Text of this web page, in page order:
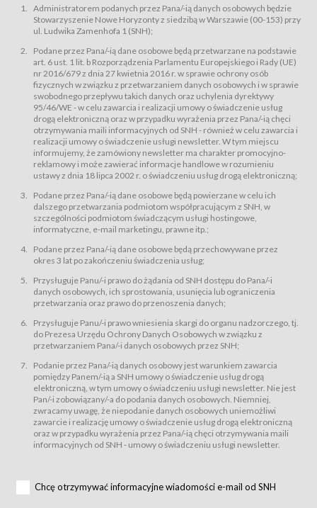
Bilety – wybrane dokumenty potwierdzające zawarcie umowy z
Usługodawcą i uprawniające do wzięcia udziału w Wydarzeniu,
przewidziane przez Usługodawcę dla danego Wydarzenia, tj. uprawniające
do uczestnictwa w wielu albo w pojedynczych seansach filmowych,
Sklep – sklep internetowy prowadzony przez Usługodawcę w Serwisie;
Regulamin – niniejszy regulamin.
§ 2
Postanowienia ogólne
Regulamin określa zasady:
świadczenia Usługobiorcom Usług przez Usługodawcę, z
zastrzeżeniem usług, o których mowa w ust. 2 pkt. 4 i 5 poniżej, których
zasady świadczenia precyzują odrębne regulaminy,
przetwarzania przez Usługodawcę danych osobowych Usługobiorców
będących osobami fizycznymi.
świadczy Usługi drogą elektroniczną w rozumieniu ustawy z dnia 18 lipca
2002 r. o świadczeniu usług drogą elektroniczną (Dz.U. z 2002 r., Nr 144, poz.
1204, z późń. zm.). Usługi świadczone są nieodpłatnie.
usługę przeglądania i odczytywania przez Usługobiorców materiałów
zamieszczanych w Serwisie,
usługę utrzymywania konta użytkownika w Serwisie,
usługę newsletter,
usługę zawierania na odległość umów nabycia Karnetów i Biletów,
usługę zawierania na odległość umów sprzedaży w Sklepie.
dnia 18 lipca 2002 r. o świadczeniu usług drogą elektroniczną (Dz.U. z 2002
r., Nr 144, poz. 1204, z późń. zm.). Usługi świadczone są nieodpłatnie.
Na zasadach określonych w Regulaminie dostęp do Serwisu jest otwarty dla
Usługobiorca przed rozpoczęciem korzystania z Serwisu jest zobowiązany
zapoznać się z Regulaminem. Założenie konta w Serwisie oraz zamówienie
usługi newsletter za pośrednictwem przeznaczonego do tego formularza
zamieszczonego na stronach Serwisu dostępnych dla wszystkich
Usługobiorców wymaga akceptacji postanowień Regulaminu.
Usługobiorca zobowiązany jest do przestrzegania postanowień Regulaminu
od chwili rozpoczęcia korzystania z Serwisu.
Regulamin jest udostępniony Usługobiorcom nieodpłatnie za
Warunki techniczne korzystania z Usług
Administratorem podanych przez Pana/-ią danych osobowych będzie
Stowarzyszenie Nowe Horyzonty z siedzibą w Warszawie (00-153) przy
ul. Ludwika Zamenhofa 1 (SNH);
Podane przez Pana/-ią dane osobowe będą przetwarzane na podstawie
art. 6 ust. 1 lit. b Rozporządzenia Parlamentu Europejskiego i Rady (UE)
nr 2016/679 z dnia 27 kwietnia 2016 r. w sprawie ochrony osób
fizycznych w związku z przetwarzaniem danych osobowych i w sprawie
swobodnego przepływu takich danych oraz uchylenia dyrektywy
95/46/WE - w celu zawarcia i realizacji umowy o świadczenie usług
drogą elektroniczną oraz w przypadku wyrażenia przez Pana/-ią chęci
otrzymywania maili informacyjnych od SNH - również w celu zawarcia i
realizacji umowy o świadczenie usługi newsletter. W tym miejscu
informujemy, że zamówiony newsletter ma charakter promocyjno-
reklamowy i może zawierać informacje handlowe w rozumieniu
ustawy z dnia 18 lipca 2002 r. o świadczeniu usług drogą elektroniczną;
Podane przez Pana/-ią dane osobowe będą powierzane w celu ich
dalszego przetwarzania podmiotom współpracującym z SNH, w
szczególności podmiotom świadczącym usługi hostingowe,
informatyczne, e-mail marketingu, prawne itp.;
Podane przez Pana/-ią dane osobowe będą przechowywane przez
okres 3 lat po zakończeniu świadczenia usług;
Przysługuje Panu/-i prawo do żądania od SNH dostępu do Pana/-i
danych osobowych, ich sprostowania, usunięcia lub ograniczenia
przetwarzania oraz prawo do przenoszenia danych;
Przysługuje Panu/-i prawo wniesienia skargi do organu nadzorczego, tj.
do Prezesa Urzędu Ochrony Danych Osobowych w związku z
przetwarzaniem Pana/-i danych osobowych przez SNH;
Podanie przez Pana/-ią danych osobowy jest warunkiem zawarcia
pomiędzy Panem/-ią a SNH umowy o świadczenie usług drogą
elektroniczną, w tym umowy o świadczeniu usługi newsletter. Nie jest
Pan/-i zobowiązany/-a do podania danych osobowych. Niemniej,
zwracamy uwagę, że niepodanie danych osobowych uniemożliwi
zawarcie i realizację umowy o świadczenie usług drogą elektroniczną
oraz w przypadku wyrażenia przez Pana/-ią chęci otrzymywania maili
informacyjnych od SNH - umowy o świadczeniu usługi newsletter.
Chcę otrzymywać informacyjne wiadomości e-mail od SNH